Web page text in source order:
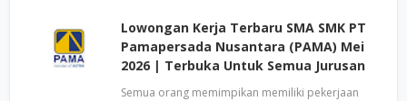
Lowongan Kerja Terbaru SMA SMK PT
Pamapersada Nusantara (PAMA) Mei
2026 | Terbuka Untuk Semua Jurusan
Semua orang memimpikan memiliki pekerjaan